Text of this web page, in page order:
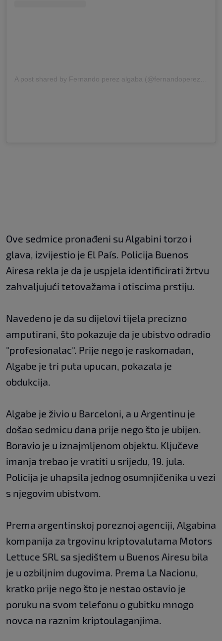
A post shared by Fernando perez algaba (@fernandoperezalgaba)
Ove sedmice pronađeni su Algabini torzo i
glava, izvijestio je El País. Policija Buenos
Airesa rekla je da je uspjela identificirati žrtvu
zahvaljujući tetovažama i otiscima prstiju.
Navedeno je da su dijelovi tijela precizno
amputirani, što pokazuje da je ubistvo odradio
"profesionalac". Prije nego je raskomadan,
Algabe je tri puta upucan, pokazala je
obdukcija.
Algabe je živio u Barceloni, a u Argentinu je
došao sedmicu dana prije nego što je ubijen.
Boravio je u iznajmljenom objektu. Ključeve
imanja trebao je vratiti u srijedu, 19. jula.
Policija je uhapsila jednog osumnjičenika u vezi
s njegovim ubistvom.
Prema argentinskoj poreznoj agenciji, Algabina
kompanija za trgovinu kriptovalutama Motors
Lettuce SRL sa sjedištem u Buenos Airesu bila
je u ozbiljnim dugovima. Prema La Nacionu,
kratko prije nego što je nestao ostavio je
poruku na svom telefonu o gubitku mnogo
novca na raznim kriptoulaganjima.